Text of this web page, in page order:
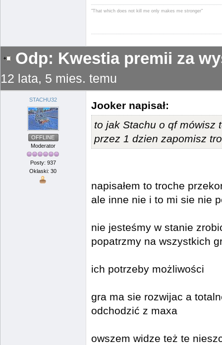
"That which does not kill me only makes me stronger"
Odp: Kwestia premii za
12 lata, 5 mies. temu
STACHU32
OFFLINE
Moderator
Posty: 937
Oklaski: 30
Jooker napisał:
to jak Stachu o qf mówisz
przez 1 dzien zapomisz
napisałem to troche
ale inne nie i to mi sie nie
nie jesteśmy w stanie
popatrzmy na wszystkich
ich potrzeby możliwości
gra ma sie rozwijac a
odchodzić z maxa
owszem widze też te